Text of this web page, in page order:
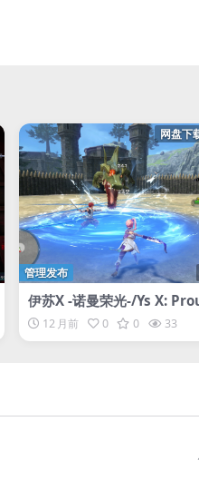
网盘下
管理发布
伊苏X -诺曼荣光-/Ys X:
Nordics
12 月前 0 0 33